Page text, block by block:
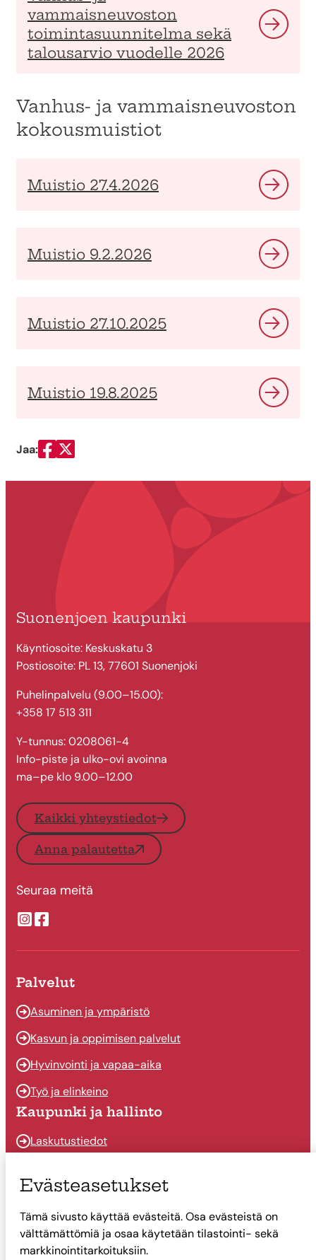
vammaisneuvoston
toimintasuunnitelma sekä
talousarvio vuodelle 2026
Vanhus- ja vammaisneuvoston
kokousmuistiot
Muistio 27.4.2026
Muistio 9.2.2026
Muistio 27.10.2025
Muistio 19.8.2025
Jaa:
Jaa Facebookissa
Jaa Twitterissä
Suonenjoen kaupunki
Käyntiosoite: Keskuskatu 3
Postiosoite: PL 13, 77601 Suonenjoki
Puhelinpalvelu (9.00–15.00):
+358 17 513 311
Y-tunnus: 0208061-4
Info-piste ja ulko-ovi avoinna
ma–pe klo 9.00–12.00
Kaikki yhteystiedot
Anna palautetta
Seuraa meitä
Suonenjoen kaupungin Instragram
Suonenjoen kaupungin Facebook
Palvelut
Asuminen ja ympäristö
Kasvun ja oppimisen palvelut
Hyvinvointi ja vapaa-aika
Työ ja elinkeino
Kaupunki ja hallinto
Laskutustiedot
Päätöksenteko
Talous
Yhteystiedot
Evästeasetukset
Tämä sivusto käyttää evästeitä. Osa evästeistä on
välttämättömiä ja osaa käytetään tilastointi- sekä
markkinointitarkoituksiin.